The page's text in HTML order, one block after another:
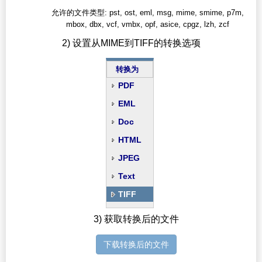
允许的文件类型: pst, ost, eml, msg, mime, smime, p7m,
mbox, dbx, vcf, vmbx, opf, asice, cpgz, lzh, zcf
2) 设置从MIME到TIFF的转换选项
转换为
PDF
EML
Doc
HTML
JPEG
Text
TIFF
3) 获取转换后的文件
下载转换后的文件